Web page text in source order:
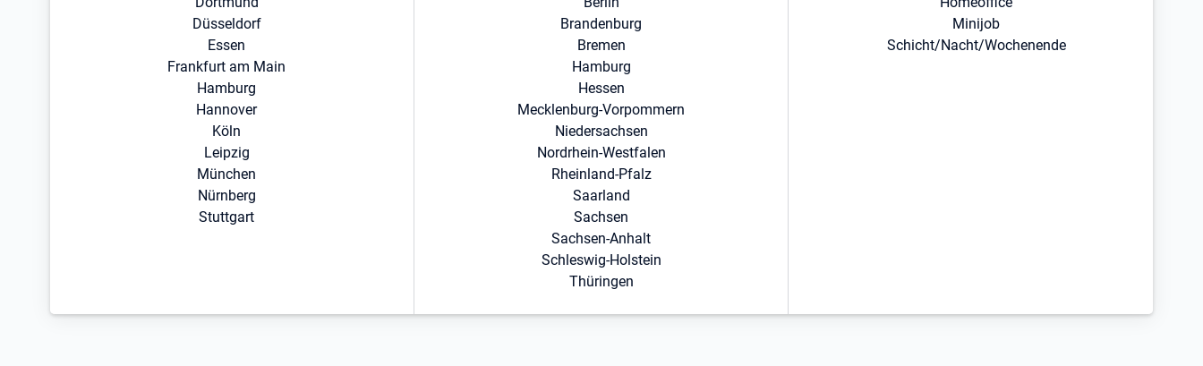
Düsseldorf
Essen
Frankfurt am Main
Hamburg
Hannover
Köln
Leipzig
München
Nürnberg
Stuttgart
Brandenburg
Bremen
Hamburg
Hessen
Mecklenburg-Vorpommern
Niedersachsen
Nordrhein-Westfalen
Rheinland-Pfalz
Saarland
Sachsen
Sachsen-Anhalt
Schleswig-Holstein
Thüringen
Minijob
Schicht/Nacht/Wochenende